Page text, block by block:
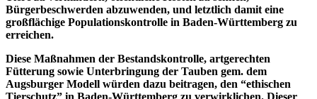
Bürgerbeschwerden abzuwenden, und letztlich damit eine
großflächige Populationskontrolle in Baden-Württemberg zu
erreichen.
Diese Maßnahmen der Bestandskontrolle, artgerechten
Fütterung sowie Unterbringung der Tauben gem. dem
Augsburger Modell würden dazu beitragen, den “ethischen